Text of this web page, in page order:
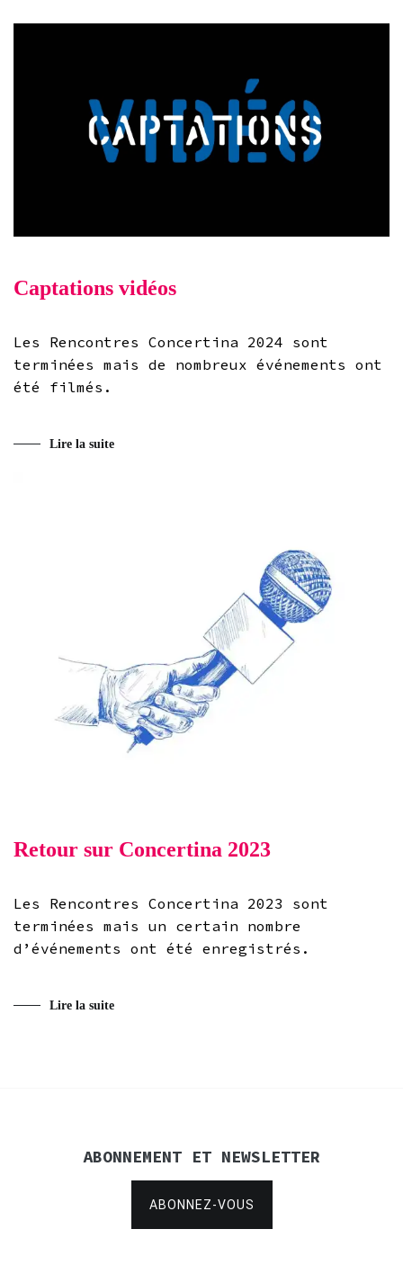
Captations vidéos
Les Rencontres Concertina 2024 sont
terminées mais de nombreux événements ont
été filmés.
Lire la suite
Retour sur Concertina 2023
Les Rencontres Concertina 2023 sont
terminées mais un certain nombre
d’événements ont été enregistrés.
Lire la suite
ABONNEMENT ET NEWSLETTER
ABONNEZ-VOUS